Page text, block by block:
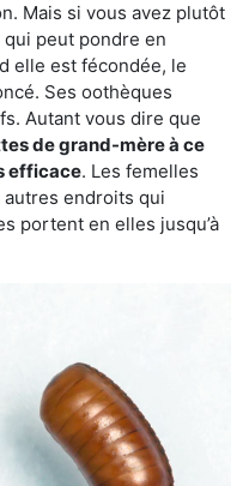
Mais si vous avez plutôt
peut pondre en
elle est fécondée, le
Ses oothèques
Autant vous dire que
de grand-mère à ce
efficace. Les femelles
endroits qui
portent en elles jusqu’à